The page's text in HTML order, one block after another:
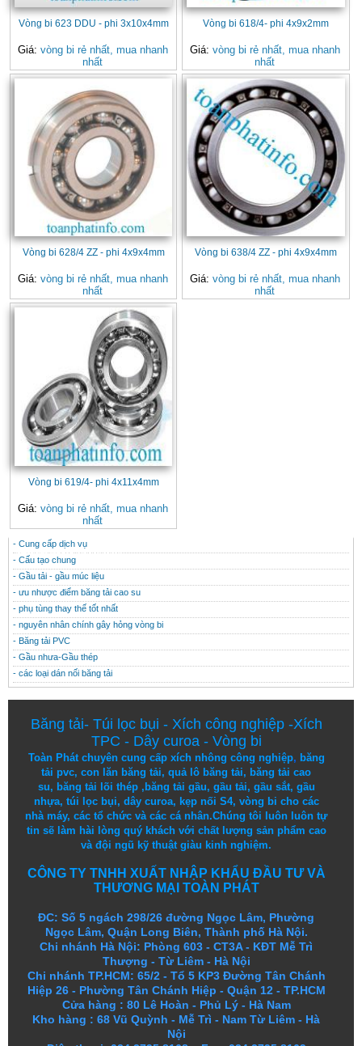
Vòng bi 623 DDU - phi 3x10x4mm
Giá: vòng bi rẻ nhất, mua nhanh
nhất
Vòng bi 618/4- phi 4x9x2mm
Giá: vòng bi rẻ nhất, mua nhanh
nhất
Vòng bi 628/4 ZZ - phi 4x9x4mm
Giá: vòng bi rẻ nhất, mua nhanh
nhất
Vòng bi 638/4 ZZ - phi 4x9x4mm
Giá: vòng bi rẻ nhất, mua nhanh
nhất
Vòng bi 619/4- phi 4x11x4mm
Giá: vòng bi rẻ nhất, mua nhanh
nhất
CONTACT
THÔNG TIN HỮU ÍCH
- Cung cấp dịch vụ
- Cấu tạo chung
- Gầu tải - gầu múc liệu
- ưu nhược điểm băng tải cao su
- phụ tùng thay thế tốt nhất
- nguyên nhân chính gây hỏng vòng bi
- Băng tải PVC
- Gầu nhưa-Gầu thép
- các loại dán nối băng tải
Băng tải- Túi lọc bụi - Xích công nghiệp-Xích
TPC - Dây curoa - Vòng bi
Toàn Phát chuyên cung cấp xích nhông công nghiệp, băng
tải pvc,con lăn băng tải,quả lô băng tải, băng tải cao
su, băng tải lõi thép,băng tải gầu, gầu tải, gầu sắt, gầu
nhựa, túi lọc bụi, dây curoa, kẹp nối S4, vòng bi cho các
nhà máy, các tổ chức và các cá nhân.Chúng tôi luôn luôn tự
tin sẽ làm hài lòng quý khách với chất lượng sảnphẩm cao
và đội ngũ kỹ thuật giàu kinh nghiệm.
CÔNG TY TNHH XUẤT NHẬP KHẨU ĐẦU TƯ VÀ
THƯƠNG MẠI TOÀN PHÁT
ĐC: Số 5 ngách 298/26 đường Ngọc Lâm, Phường
Ngọc Lâm, Quận Long Biên, Thành phố Hà Nội.
Chi nhánh Hà Nội: Phòng 603 - CT3A - KĐT Mễ Trì
Thượng - Từ Liêm - Hà Nội
Chi nhánh TP.HCM: 65/2 - Tổ 5 KP3 Đường Tân Chánh
Hiệp 26 - Phường Tân Chánh Hiệp - Quận 12 - TP.HCM
Cửa hàng : 80 Lê Hoàn - Phủ Lý - Hà Nam
Kho hàng :68 Vũ Quỳnh - Mễ Trì - Nam Từ Liêm - Hà
Nội